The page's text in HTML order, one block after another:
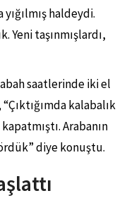
haldeydi.
Yeni taşınmışlardı,
saatlerinde iki el
kalabalık
Arabanın
diye konuştu.